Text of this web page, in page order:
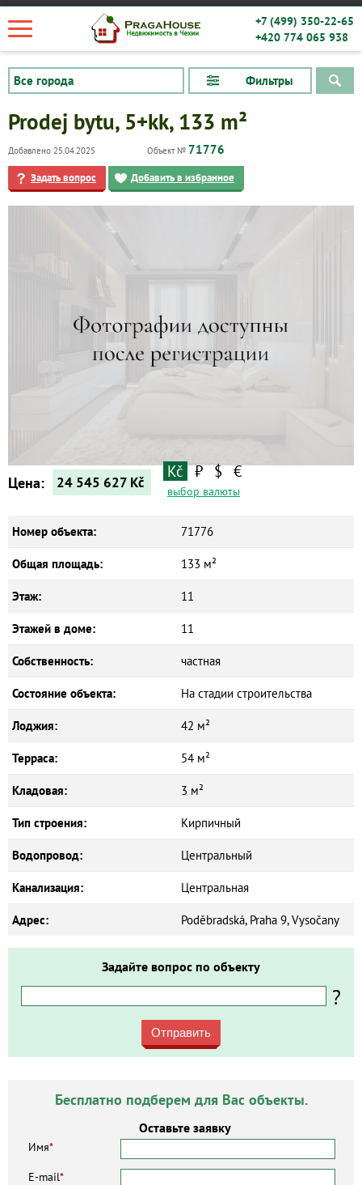
+7 (499) 350-22-65
+420 774 065 938
Фильтры
Квартиры
Prodej bytu, 5+kk, 133 m²
Добавлено 25.04.2025 Объект № 71776
Задать вопрос Добавить в избранное
Цена: 24 545 627 Kč
Kč ₽ $ €
выбор валюты
Номер объекта: 71776
Общая площадь: 133 м²
Этаж: 11
Этажей в доме: 11
Собственность: частная
Состояние объекта: На стадии строительства
Лоджия: 42 м²
Терраса: 54 м²
Кладовая: 3 м²
Тип строения: Кирпичный
Водопровод: Центральный
Канализация: Центральная
Адрес: Poděbradská, Praha 9, Vysočany
Задайте вопрос по объекту
?
Отправить
Бесплатно подберем для Вас объекты.
Оставьте заявку
Имя*
E-mail*